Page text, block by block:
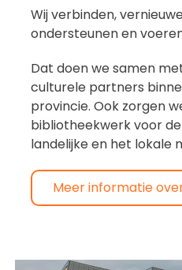
Wij verbinden,
ondersteunen en
Dat doen we samen
culturele partners
provincie. Ook zorgen
bibliotheekwerk voor
landelijke en het lokale
Meer informatie